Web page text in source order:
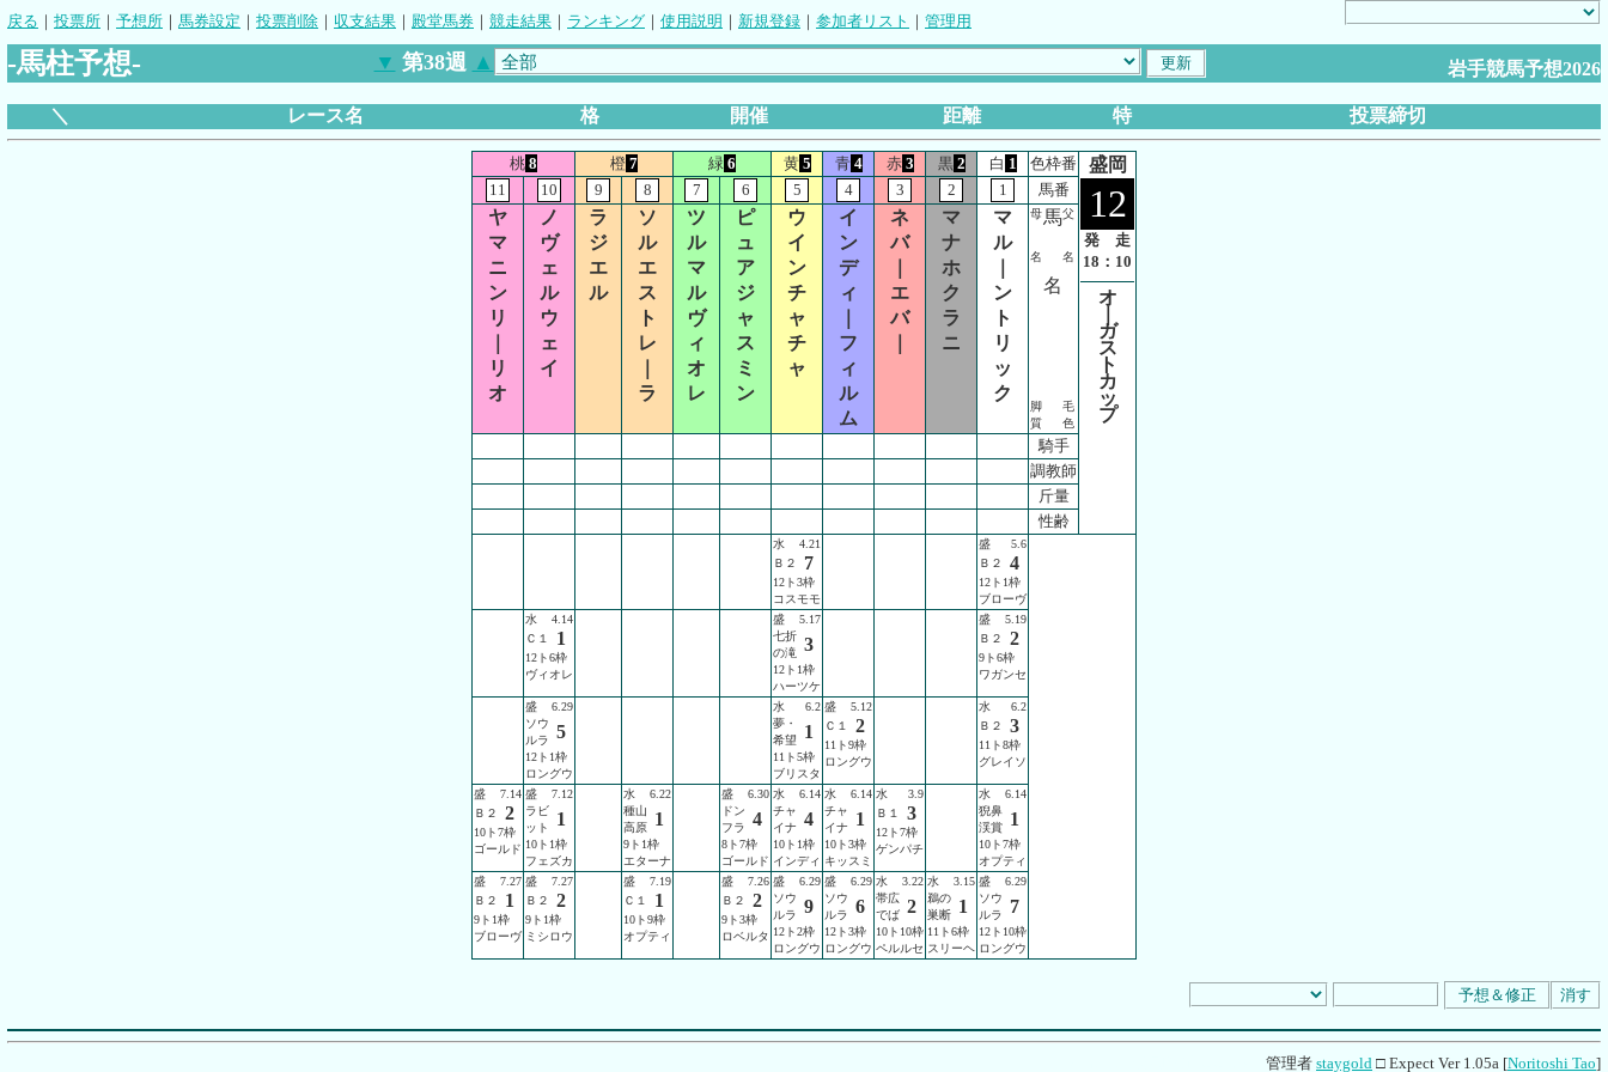
戻る ｜ 投票所 ｜ 予想所 ｜ 馬券設定 ｜ 投票削除 ｜ 収支結果 ｜ 殿堂馬券 ｜ 競走結果 ｜ ランキング ｜ 使用説明 ｜ 新規登録 ｜ 参加者リスト ｜ 管理用
-馬柱予想- ▼ 第38週 ▲ 岩手競馬予想2026
＼ レース名 格 開催 距離 特 投票締切
桃 8 橙 7 緑 6 黄5 青4 赤3 黒 2 白 1 色枠番 盛岡
12
発 走
18：10
オ
ガ
ス
ト
カ
ッ
プ
11 10 9 8 7 6 5 4 3 2 1 馬番
ヤ
マ
ニ
ン
リ
リ
オ
ノ
ヴ
ェ
ル
ウ
ェ
イ
ラ
ジ
エ
ル
ソ
ル
エ
ス
ト
レ
ラ
ツ
ル
マ
ル
ヴ
ィ
オ
レ
ピ
ュ
ア
ジ
ャ
ス
ミ
ン
ウ
イ
ン
チ
ャ
チ
ャ
イ
ン
デ
ィ
フ
ィ
ル
ム
ネ
バ
エ
バ
マ
ナ
ホ
ク
ラ
ニ
マ
ル
ン
ト
リ
ッ
ク
母
名
馬
名
父
名
脚
質
毛
色
騎手
調教師
斤量
性齢
水
4.21
Ｂ２
7
12ト3枠
コスモモ
盛
5.6
Ｂ２
4
12ト1枠
ブローヴ
水
4.14
Ｃ１
1
12ト6枠
ヴィオレ
盛
5.17
七折
の滝
3
12ト1枠
ハーツケ
盛
5.19
Ｂ２
2
9ト6枠
ワガンセ
盛
6.29
ソウ
ルラ
5
12ト1枠
ロングウ
水
6.2
夢・
希望
1
11ト5枠
ブリスタ
盛
5.12
Ｃ１
2
11ト9枠
ロングウ
水
6.2
Ｂ２
3
11ト8枠
グレイソ
盛
7.14
Ｂ２
2
10ト7枠
ゴールド
盛
7.12
ラビ
ット
1
10ト1枠
フェズカ
水
6.22
種山
高原
1
9ト1枠
エターナ
盛
6.30
ドン
フラ
4
8ト7枠
ゴールド
水
6.14
チャ
イナ
4
10ト1枠
インディ
水
6.14
チャ
イナ
1
10ト3枠
キッスミ
水
3.9
Ｂ１
3
12ト7枠
ゲンパチ
水
6.14
猊鼻
渓賞
1
10ト7枠
オプティ
盛
7.27
Ｂ２
1
9ト1枠
ブローヴ
盛
7.27
Ｂ２
2
9ト1枠
ミシロウ
盛
7.19
Ｃ１
1
10ト9枠
オプティ
盛
7.26
Ｂ２
2
9ト3枠
ロベルタ
盛
6.29
ソウ
ルラ
9
12ト2枠
ロングウ
盛
6.29
ソウ
ルラ
6
12ト3枠
ロングウ
水
3.22
帯広
でば 2
10ト10枠
ペルルセ
水
3.15
鵜の
巣断
1
11ト6枠
スリーヘ
盛
6.29
ソウ
ルラ
7
12ト10枠
ロングウ
管理者 staygold □ Expect Ver 1.05a [Noritoshi Tao]